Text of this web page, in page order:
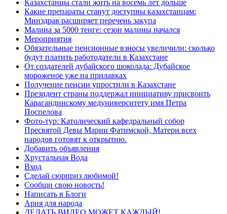
Казахстанцы стали жить на восемь лет дольше
Какие препараты станут доступны казахстанцам:
Минздрав расширяет перечень закупа
Малина за 5000 тенге: сезон малины начался
Мероприятия
Обязательные пенсионные взносы увеличили: сколько
будут платить работодатели в Казахстане
От создателей дубайского шоколада: Дубайское
мороженое уже на прилавках
Получение пенсии упростили в Казахстане
Президент страны поддержал инициативу присвоить
Карагандинскому медуниверситету имя Петра
Поспелова
Фото-тур: Католический кафедральный собор
Пресвятой Девы Марии Фатимской, Матери всех
народов готовят к открытию.
Добавить объявления
Хрустальная Вода
Вход
Сделай сюрприз любимой!
Сообщи свою новость!
Написать в Блоги
Ария для народа